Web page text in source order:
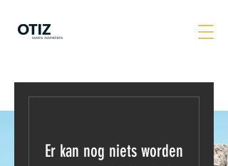
Er kan nog niets worden